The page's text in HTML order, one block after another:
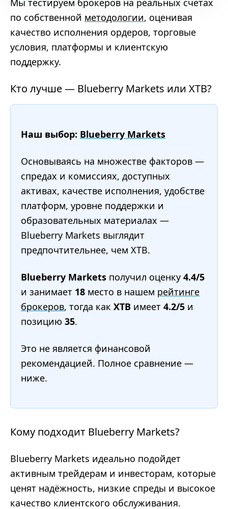
Мы тестируем брокеров на реальных счетах
по собственной методологии, оценивая
качество исполнения ордеров, торговые
условия, платформы и клиентскую
поддержку.
Кто лучше — Blueberry Markets или XTB?
Наш выбор: Blueberry Markets
Основываясь на множестве факторов —
спредах и комиссиях, доступных
активах, качестве исполнения, удобстве
платформ, уровне поддержки и
образовательных материалах —
Blueberry Markets выглядит
предпочтительнее, чем XTB.
Blueberry Markets получил оценку 4.4/5
и занимает 18 место в нашем рейтинге
брокеров, тогда как XTB имеет 4.2/5 и
позицию 35.
Это не является финансовой
рекомендацией. Полное сравнение —
ниже.
Кому подходит Blueberry Markets?
Blueberry Markets идеально подойдет
активным трейдерам и инвесторам, которые
ценят надёжность, низкие спреды и высокое
качество клиентского обслуживания.